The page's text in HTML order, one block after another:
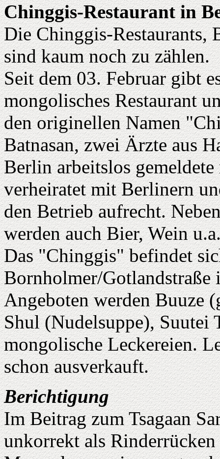
Chinggis-Restaurant in
Die Chinggis-Restaurants,
sind kaum noch zu zählen.
Seit dem 03. Februar gibt
mongolisches Restaurant
den originellen Namen
Batnasan, zwei Ärzte aus
Berlin arbeitslos
verheiratet mit Berlinern
den Betrieb aufrecht.
werden auch Bier, Wein
Das "Chinggis" befindet
Bornholmer/Gotlandstraße
Angeboten werden Buuze
Shul (Nudelsuppe), Suutei
mongolische Leckereien.
schon ausverkauft.
Berichtigung
Im Beitrag zum Tsagaan
unkorrekt als